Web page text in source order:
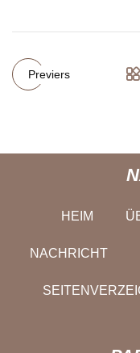
Previers
HEIM
NACHRICHT